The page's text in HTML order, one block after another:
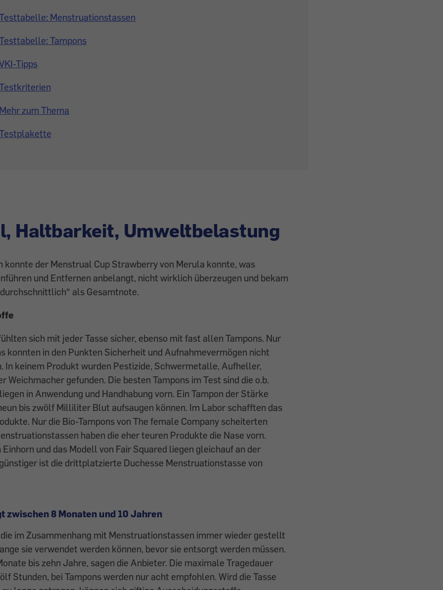
Menstruationstassen
Tampons
Tipps
zum Thema
Haltbarkeit, Umweltbelastung
konnte der Menstrual Cup Strawberry von Merula konnte, was
und Entfernen anbelangt, nicht wirklich überzeugen und bekam
als Gesamtnote.
sich mit jeder Tasse sicher, ebenso mit fast allen Tampons. Nur
konnten in den Punkten Sicherheit und Aufnahmevermögen nicht
In keinem Produkt wurden Pestizide, Schwermetalle, Aufheller,
Weichmacher gefunden. Die besten Tampons im Test sind die o.b.
in Anwendung und Handhabung vorn. Ein Tampon der Stärke
bis zwölf Milliliter Blut aufsaugen ­können. Im Labor schafften das
Nur die Bio-Tampons von The female Company scheiterten
haben die eher teuren Produkte die Nase vorn.
und das Modell von Fair Squared liegen gleichauf an der
ist die drittplatzierte Duchesse Menstruationstasse von
zwischen 8 Monaten und 10 Jahren
im Zusammenhang mit Menstruationstassen immer wieder gestellt
sie verwendet werden können, bevor sie entsorgt werden müssen.
bis zehn Jahre, sagen die Anbieter. Die maximale Trage­dauer
Stunden, bei Tampons werden nur acht empfohlen. Wird die Tasse